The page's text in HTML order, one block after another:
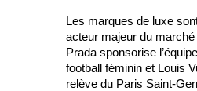
Les marques de luxe
acteur majeur du marché
Prada sponsorise
football féminin et Louis
relève du Paris Saint-